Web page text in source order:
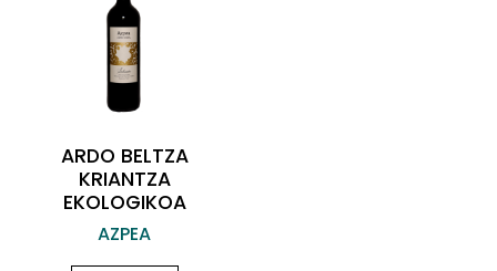
ARDO BELTZA
KRIANTZA
EKOLOGIKOA
AZPEA